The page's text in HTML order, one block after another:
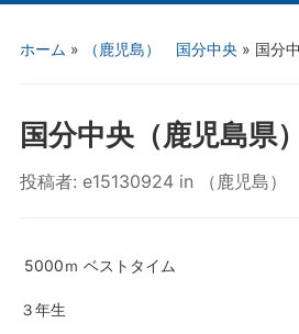
ホーム » （鹿児島） 国分中央 » 国分
国分中央（鹿児島県）
投稿者: e15130924 in （鹿児島
5000ｍ ベストタイム
３年生